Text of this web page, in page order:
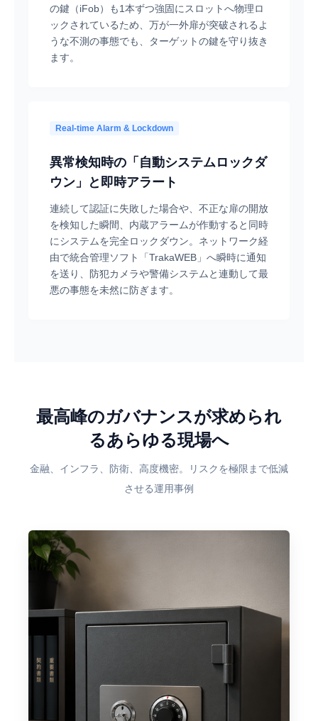
の鍵（iFob）も1本ずつ強固にスロットへ物理ロ
ックされているため、万が一外扉が突破されるよ
うな不測の事態でも、ターゲットの鍵を守り抜き
ます。
Real-time Alarm & Lockdown
異常検知時の「自動システムロックダ
ウン」と即時アラート
連続して認証に失敗した場合や、不正な扉の開放
を検知した瞬間、内蔵アラームが作動すると同時
にシステムを完全ロックダウン。ネットワーク経
由で統合管理ソフト「TrakaWEB」へ瞬時に通知
を送り、防犯カメラや警備システムと連動して最
悪の事態を未然に防ぎます。
最高峰のガバナンスが求められ
るあらゆる現場へ
金融、インフラ、防衛、高度機密。リスクを極限まで低減
させる運用事例